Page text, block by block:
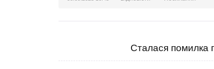
Сталася помилка